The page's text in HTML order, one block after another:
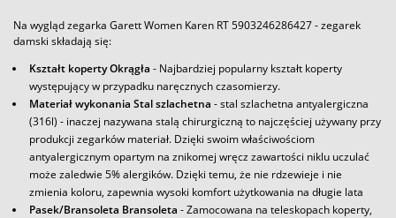
Na wygląd zegarka Garett Women Karen RT 5903246286427 - zegarek
damski składają się:
Kształt koperty Okrągła - Najbardziej popularny kształt koperty
występujący w przypadku naręcznych czasomierzy.
Materiał wykonania Stal szlachetna - stal szlachetna antyalergiczna
(316l) - inaczej nazywana stalą chirurgiczną to najczęściej używany przy
produkcji zegarków materiał. Dzięki swoim właściwościom
antyalergicznym opartym na znikomej wręcz zawartości niklu uczulać
może zaledwie 5% alergików. Dzięki temu, że nie rdzewieje i nie
zmienia koloru, zapewnia wysoki komfort użytkowania na długie lata
Pasek/Bransoleta Bransoleta - Zamocowana na teleskopach koperty,